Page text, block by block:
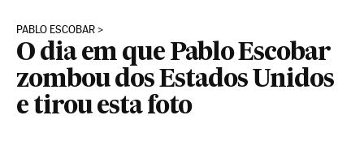
PABLO ESCOBAR
O dia em que Pablo Escobar
zombou dos Estados Unidos
e tirou esta foto